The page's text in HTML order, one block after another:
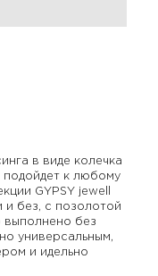
в виде колечка
подойдет к любому
GYPSY jewell
и без, с позолотой
выполнено без
универсальным,
и идельно